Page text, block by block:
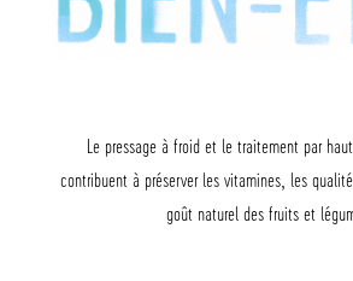
Le pressage à froid et le traitement par
contribuent à préserver les vitamines, les
goût naturel des fruits et